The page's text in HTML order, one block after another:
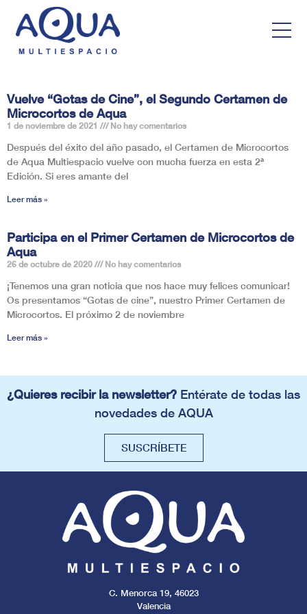
Vuelve “Gotas de Cine”, el Segundo Certamen de
Microcortos de Aqua
1 de noviembre de 2021 No hay comentarios
Después del éxito del año pasado, el Certamen de Microcortos
de Aqua Multiespacio vuelve con mucha fuerza en esta 2ª
Edición. Si eres amante del
Leer más »
Participa en el Primer Certamen de Microcortos de
Aqua
26 de octubre de 2020 No hay comentarios
¡Tenemos una gran noticia que nos hace muy felices comunicar!
Os presentamos “Gotas de cine”, nuestro Primer Certamen de
Microcortos. El próximo 2 de noviembre
Leer más »
¿Quieres recibir la newsletter? Entérate de todas las
novedades de AQUA
SUSCRÍBETE
C. Menorca 19, 46023
Valencia